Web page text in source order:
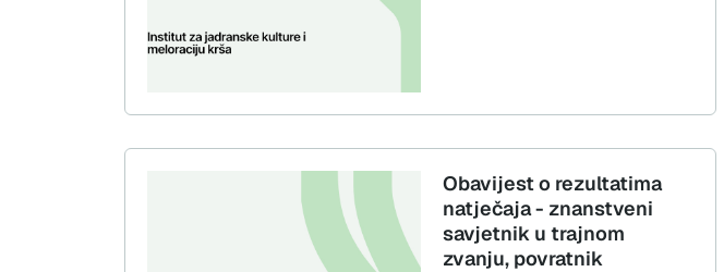
Obavijest o rezultatima
natječaja - znanstveni
savjetnik u trajnom
zvanju, povratnik